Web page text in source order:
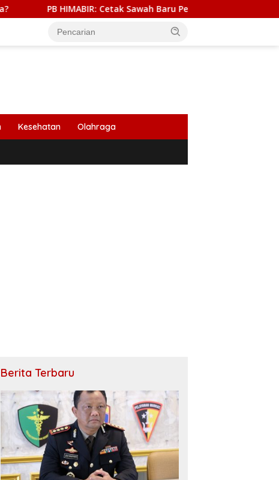
PB HIMABIR: Cetak Sawah Baru Penantian Lama dari Petani
Kesehatan Olahraga
Berita Terbaru